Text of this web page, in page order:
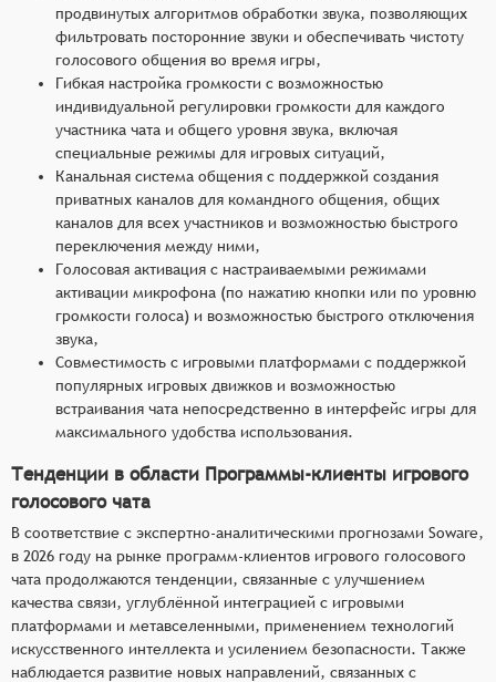
продвинутых алгоритмов обработки звука, позволяющих
фильтровать посторонние звуки и обеспечивать чистоту
голосового общения во время игры,
Гибкая настройка громкости с возможностью
индивидуальной регулировки громкости для каждого
участника чата и общего уровня звука, включая
специальные режимы для игровых ситуаций,
Канальная система общения с поддержкой создания
приватных каналов для командного общения, общих
каналов для всех участников и возможностью быстрого
переключения между ними,
Голосовая активация с настраиваемыми режимами
активации микрофона (по нажатию кнопки или по уровню
громкости голоса) и возможностью быстрого отключения
звука,
Совместимость с игровыми платформами с поддержкой
популярных игровых движков и возможностью
встраивания чата непосредственно в интерфейс игры для
максимального удобства использования.
Тенденции в области Программы-клиенты игрового
голосового чата
В соответствие с экспертно-аналитическими прогнозами Soware,
в 2026 году на рынке программ-клиентов игрового голосового
чата продолжаются тенденции, связанные с улучшением
качества связи, углублённой интеграцией с игровыми
платформами и метавселенными, применением технологий
искусственного интеллекта и усилением безопасности. Также
наблюдается развитие новых направлений, связанных с